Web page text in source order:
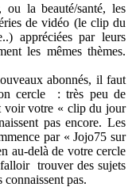
la beauté/santé, les
de vidéo (le clip du
appréciées par leurs
les mêmes thèmes.
abonnés, il faut
cercle : très peu de
voir votre « clip du jour
pas encore. Les
par « Jojo75 sur
au-delà de votre cercle
trouver des sujets
pas.